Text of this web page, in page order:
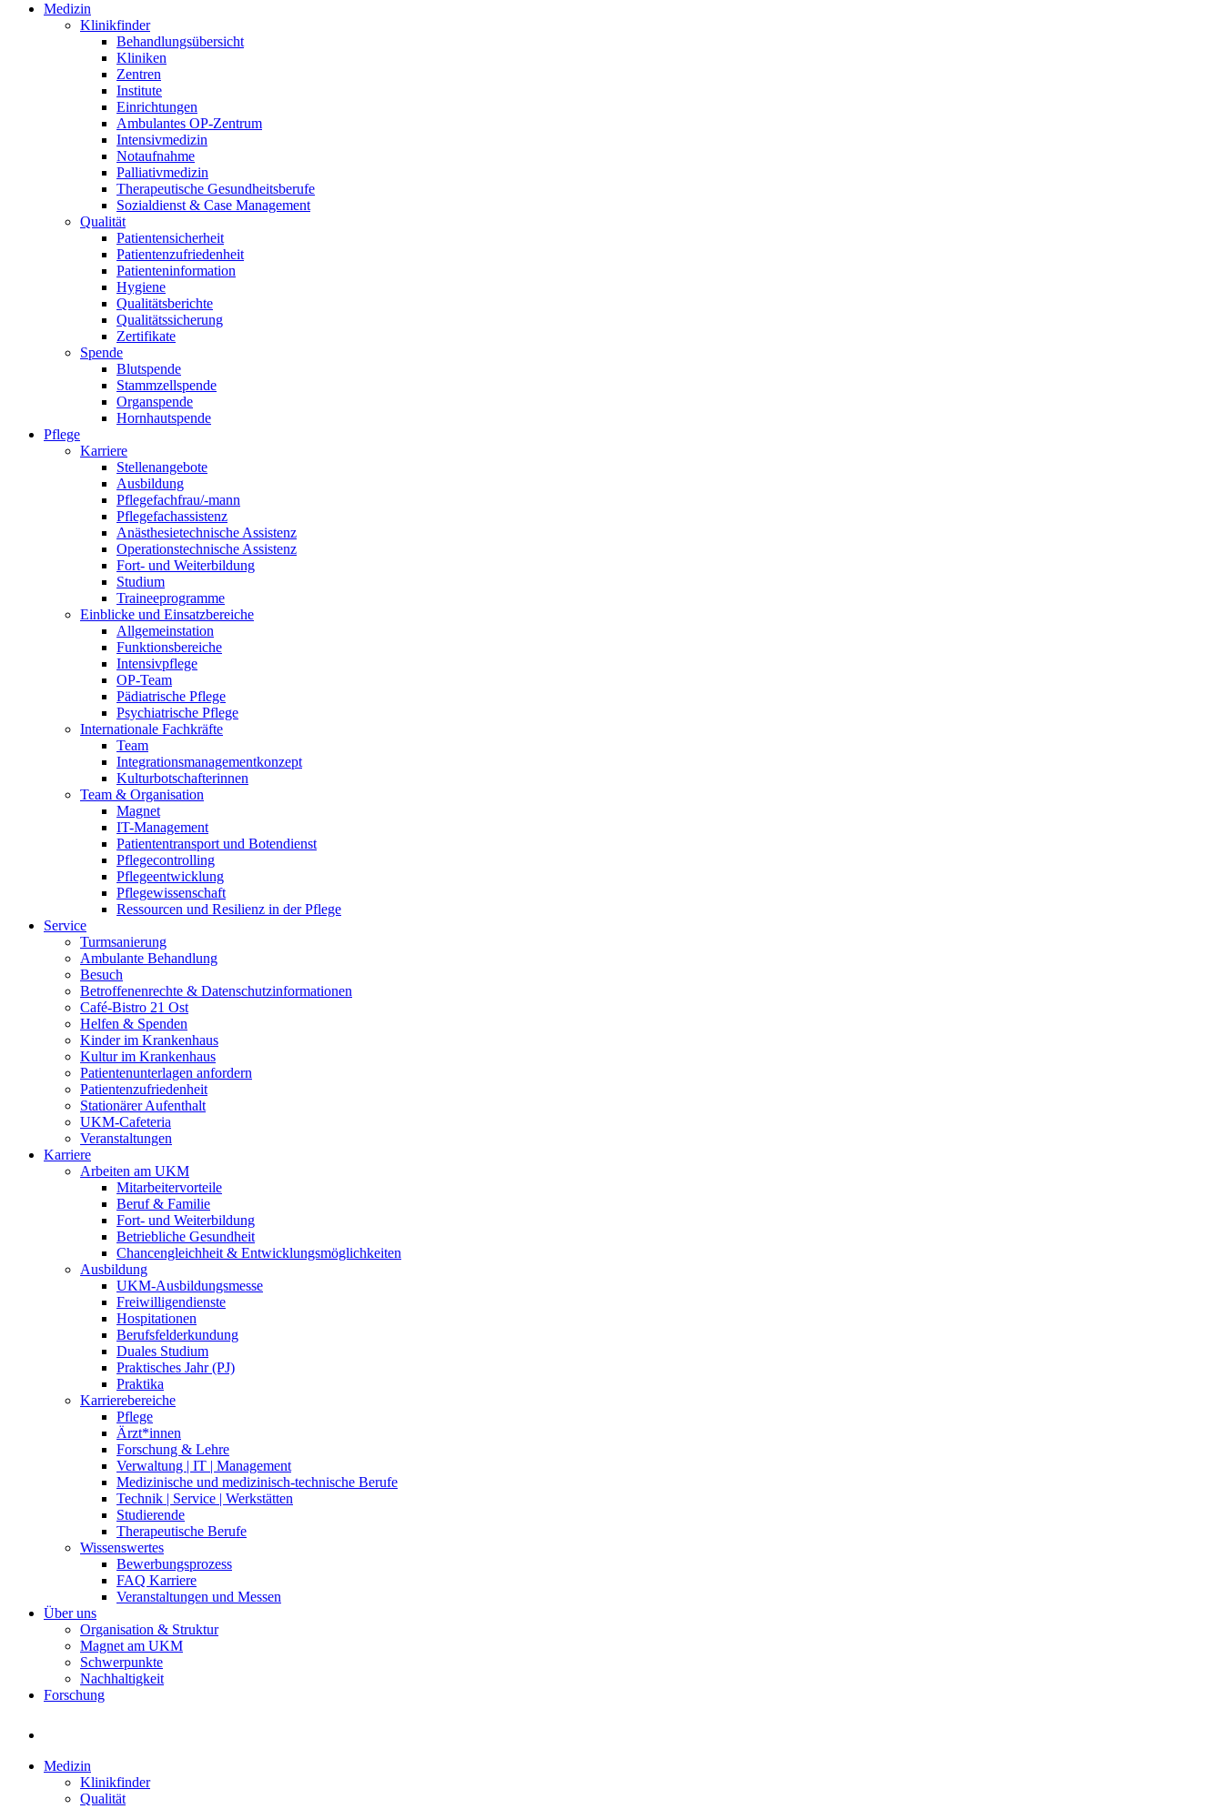
Medizin
Klinikfinder
Behandlungsübersicht
Kliniken
Zentren
Institute
Einrichtungen
Ambulantes OP-Zentrum
Intensivmedizin
Notaufnahme
Palliativmedizin
Therapeutische Gesundheitsberufe
Sozialdienst & Case Management
Qualität
Patientensicherheit
Patientenzufriedenheit
Patienteninformation
Hygiene
Qualitätsberichte
Qualitätssicherung
Zertifikate
Spende
Blutspende
Stammzellspende
Organspende
Hornhautspende
Pflege
Karriere
Stellenangebote
Ausbildung
Pflegefachfrau/-mann
Pflegefachassistenz
Anästhesietechnische Assistenz
Operationstechnische Assistenz
Fort- und Weiterbildung
Studium
Traineeprogramme
Einblicke und Einsatzbereiche
Allgemeinstation
Funktionsbereiche
Intensivpflege
OP-Team
Pädiatrische Pflege
Psychiatrische Pflege
Internationale Fachkräfte
Team
Integrationsmanagementkonzept
Kulturbotschafterinnen
Team & Organisation
Magnet
IT-Management
Patiententransport und Botendienst
Pflegecontrolling
Pflegeentwicklung
Pflegewissenschaft
Ressourcen und Resilienz in der Pflege
Service
Turmsanierung
Ambulante Behandlung
Besuch
Betroffenenrechte & Datenschutzinformationen
Café-Bistro 21 Ost
Helfen & Spenden
Kinder im Krankenhaus
Kultur im Krankenhaus
Patientenunterlagen anfordern
Patientenzufriedenheit
Stationärer Aufenthalt
UKM-Cafeteria
Veranstaltungen
Karriere
Arbeiten am UKM
Mitarbeitervorteile
Beruf & Familie
Fort- und Weiterbildung
Betriebliche Gesundheit
Chancengleichheit & Entwicklungsmöglichkeiten
Ausbildung
UKM-Ausbildungsmesse
Freiwilligendienste
Hospitationen
Berufsfelderkundung
Duales Studium
Praktisches Jahr (PJ)
Praktika
Karrierebereiche
Pflege
Ärzt*innen
Forschung & Lehre
Verwaltung | IT | Management
Medizinische und medizinisch-technische Berufe
Technik | Service | Werkstätten
Studierende
Therapeutische Berufe
Wissenswertes
Bewerbungsprozess
FAQ Karriere
Veranstaltungen und Messen
Über uns
Organisation & Struktur
Magnet am UKM
Schwerpunkte
Nachhaltigkeit
Forschung
Medizin
Klinikfinder
Qualität